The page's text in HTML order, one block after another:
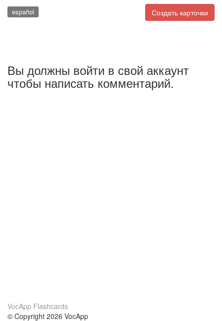
Создать карточки
español
Вы должны войти в свой аккаунт
чтобы написать комментарий.
VocApp Flashcards
© Copyright 2026 VocApp